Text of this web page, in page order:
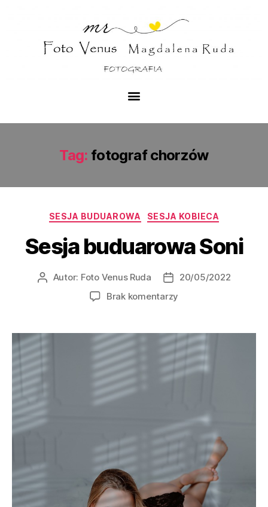
Tag: fotograf chorzów
SESJA BUDUAROWA SESJA KOBIECA
Sesja buduarowa Soni
Autor: Foto Venus Ruda
20/05/2022
Brak komentarzy